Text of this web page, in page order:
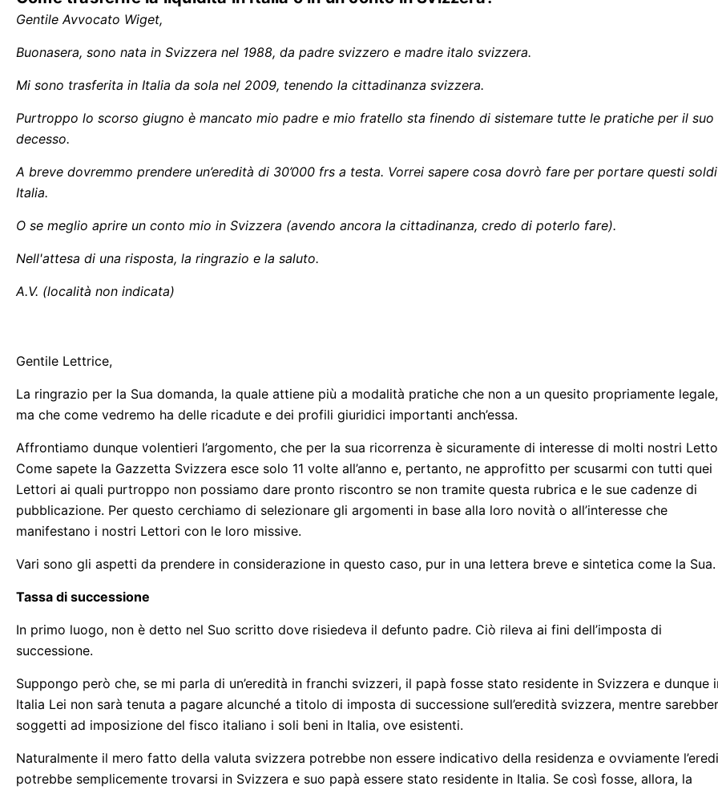
Gentile Avvocato Wiget,
Buonasera, sono nata in Svizzera nel 1988, da padre svizzero e madre italo svizzera.
Mi sono trasferita in Italia da sola nel 2009, tenendo la cittadinanza svizzera.
Purtroppo lo scorso giugno è mancato mio padre e mio fratello sta finendo di sistemare tutte le pratiche per il suo
decesso.
A breve dovremmo prendere un’eredità di 30’000 frs a testa. Vorrei sapere cosa dovrò fare per portare questi
Italia.
O se meglio aprire un conto mio in Svizzera (avendo ancora la cittadinanza, credo di poterlo fare).
Nell'attesa di una risposta, la ringrazio e la saluto.
A.V. (località non indicata)
Gentile Lettrice,
La ringrazio per la Sua domanda, la quale attiene più a modalità pratiche che non a un quesito propriamente legale,
ma che come vedremo ha delle ricadute e dei profili giuridici importanti anch’essa.
Affrontiamo dunque volentieri l’argomento, che per la sua ricorrenza è sicuramente di interesse di molti nostri
Come sapete la Gazzetta Svizzera esce solo 11 volte all’anno e, pertanto, ne approfitto per scusarmi con tutti quei
Lettori ai quali purtroppo non possiamo dare pronto riscontro se non tramite questa rubrica e le sue cadenze di
pubblicazione. Per questo cerchiamo di selezionare gli argomenti in base alla loro novità o all’interesse che
manifestano i nostri Lettori con le loro missive.
Vari sono gli aspetti da prendere in considerazione in questo caso, pur in una lettera breve e sintetica come la Sua.
Tassa di successione
In primo luogo, non è detto nel Suo scritto dove risiedeva il defunto padre. Ciò rileva ai fini dell’imposta di
successione.
Suppongo però che, se mi parla di un’eredità in franchi svizzeri, il papà fosse stato residente in Svizzera e dunque
Italia Lei non sarà tenuta a pagare alcunché a titolo di imposta di successione sull’eredità svizzera, mentre
soggetti ad imposizione del fisco italiano i soli beni in Italia, ove esistenti.
Naturalmente il mero fatto della valuta svizzera potrebbe non essere indicativo della residenza e ovviamente
potrebbe semplicemente trovarsi in Svizzera e suo papà essere stato residente in Italia. Se così fosse, allora, la